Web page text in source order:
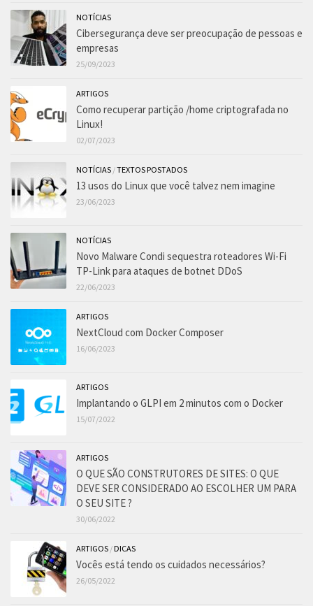
NOTÍCIAS
Cibersegurança deve ser preocupação de pessoas e
empresas
25/09/2023
ARTIGOS
Como recuperar partição /home criptografada no
Linux!
02/07/2023
NOTÍCIAS /TEXTOS POSTADOS
13 usos do Linux que você talvez nem imagine
23/06/2023
NOTÍCIAS
Novo Malware Condi sequestra roteadores Wi-Fi
TP-Link para ataques de botnet DDoS
22/06/2023
ARTIGOS
NextCloud com Docker Composer
16/06/2023
ARTIGOS
Implantando o GLPI em 2 minutos com o Docker
15/07/2022
ARTIGOS
O QUE SÃO CONSTRUTORES DE SITES: O QUE
DEVE SER CONSIDERADO AO ESCOLHER UM PARA
O SEU SITE ?
30/06/2022
ARTIGOS /DICAS
Vocês está tendo os cuidados necessários?
26/05/2022